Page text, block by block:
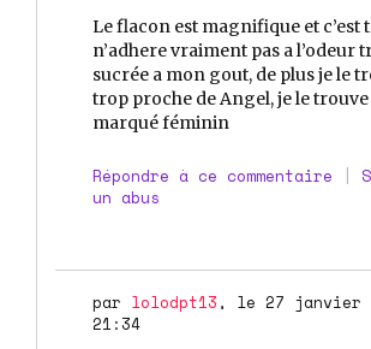
Le flacon est magnifique et c’est
n’adhere vraiment pas a l’odeur
sucrée a mon gout, de plus je le
trop proche de Angel, je le
marqué féminin
Répondre à ce commentaire |
un abus
par lolodpt13 , le 27 janvier
21:34